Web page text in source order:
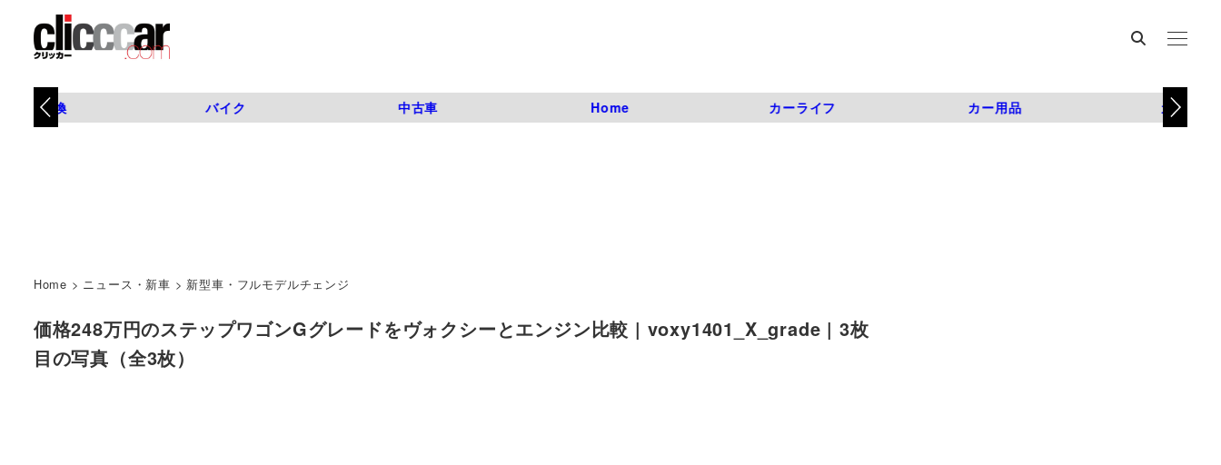
タイヤ交換 バイク 中古車 Home カーライフ カー用品 カスタム
Home > ニュース・新車 > 新型車・フルモデルチェンジ
価格248万円のステップワゴンGグレードをヴォクシーとエンジン比較 | voxy1401_X_grade | 3枚
目の写真（全3枚）